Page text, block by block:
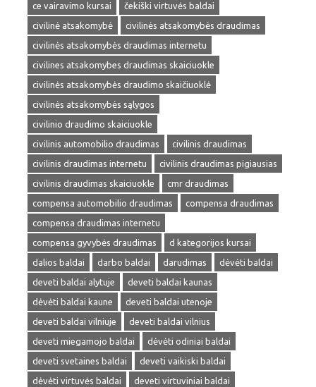
ce vairavimo kursai
čekiški virtuvės baldai
civilinė atsakomybė
civilinės atsakomybės draudimas
civilinės atsakomybės draudimas internetu
civilines atsakomybes draudimas skaiciuokle
civilinės atsakomybės draudimo skaičiuoklė
civilinės atsakomybės sąlygos
civilinio draudimo skaiciuokle
civilinis automobilio draudimas
civilinis draudimas
civilinis draudimas internetu
civilinis draudimas pigiausias
civilinis draudimas skaiciuokle
cmr draudimas
compensa automobilio draudimas
compensa draudimas
compensa draudimas internetu
compensa gyvybės draudimas
d kategorijos kursai
dalios baldai
darbo baldai darudimas
dėvėti baldai
deveti baldai alytuje
deveti baldai kaunas
dėvėti baldai kaune
deveti baldai utenoje
deveti baldai vilniuje
deveti baldai vilnius
deveti miegamojo baldai
dėvėti odiniai baldai
deveti svetaines baldai
deveti vaikiski baldai
dėvėti virtuvės baldai
deveti virtuviniai baldai